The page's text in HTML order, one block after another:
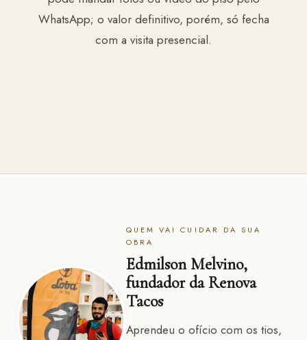
WhatsApp; o valor definitivo, porém, só fecha
com a visita presencial.
QUEM VAI CUIDAR DA SUA
OBRA
Edmilson Melvino,
fundador da Renova
Tacos
Aprendeu o ofício com os tios,